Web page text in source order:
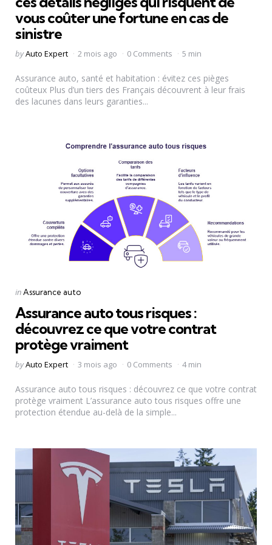
vous coûter une fortune en cas de
sinistre
Posted
byAuto Expert 2 mois ago 0 Comments 5 min
Assurance auto, santé et habitation : évitez ces pièges
coûteux Plus d’un tiers des Français découvrent à leur frais
des lacunes dans leurs garanties...
Categories
Posted
inAssurance auto
Assurance auto tous risques :
découvrez ce que votre contrat
protège vraiment
Posted
byAuto Expert 3 mois ago 0 Comments 4 min
Assurance auto tous risques : découvrez ce que votre contrat
protège vraiment L’assurance auto tous risques offre une
protection étendue au-delà de la simple...